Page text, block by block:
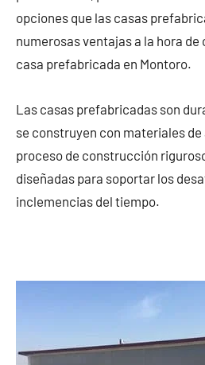
opciones que las casas
numerosas ventajas a la hora
casa prefabricada en Montoro.
Las casas prefabricadas son
se construyen con materiales
proceso de construcción
diseñadas para soportar los
inclemencias del tiempo.